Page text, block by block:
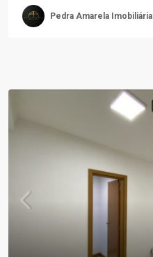
Pedra Amarela Imobiliária